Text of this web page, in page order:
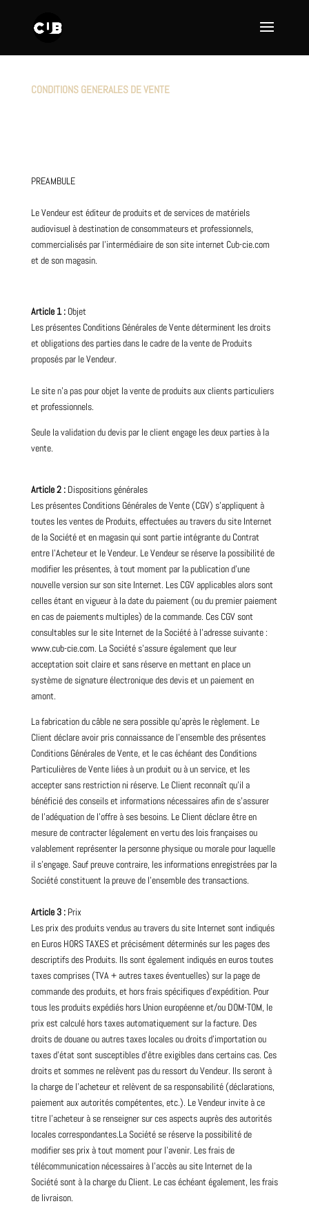
CONDITIONS GENERALES DE VENTE
PREAMBULE
Le Vendeur est éditeur de produits et de services de matériels
audiovisuel à destination de consommateurs et professionnels,
commercialisés par l’intermédiaire de son site internet Cub-cie.com
et de son magasin.
Article 1 :Objet
Les présentes Conditions Générales de Vente déterminent les droits
et obligations des parties dans le cadre de la vente de Produits
proposés par le Vendeur.
Le site n’a pas pour objet la vente de produits aux clients particuliers
et professionnels.
Seule la validation du devis par le client engage les deux parties à la
vente.
Article 2 :Dispositions générales
Les présentes Conditions Générales de Vente (CGV) s’appliquent à
toutes les ventes de Produits, effectuées au travers du site Internet
de la Société et en magasin qui sont partie intégrante du Contrat
entre l’Acheteur et le Vendeur. Le Vendeur se réserve la possibilité de
modifier les présentes, à tout moment par la publication d’une
nouvelle version sur son site Internet. Les CGV applicables alors sont
celles étant en vigueur à la date du paiement (ou du premier paiement
en cas de paiements multiples) de la commande. Ces CGV sont
consultables sur le site Internet de la Société à l’adresse suivante :
www.cub-cie.com. La Société s’assure également que leur
acceptation soit claire et sans réserve en mettant en place un
système de signature électronique des devis et un paiement en
amont.
La fabrication du câble ne sera possible qu’après le règlement. Le
Client déclare avoir pris connaissance de l’ensemble des présentes
Conditions Générales de Vente, et le cas échéant des Conditions
Particulières de Vente liées à un produit ou à un service, et les
accepter sans restriction ni réserve. Le Client reconnaît qu’il a
bénéficié des conseils et informations nécessaires afin de s’assurer
de l’adéquation de l’offre à ses besoins. Le Client déclare être en
mesure de contracter légalement en vertu des lois françaises ou
valablement représenter la personne physique ou morale pour laquelle
il s’engage. Sauf preuve contraire, les informations enregistrées par la
Société constituent la preuve de l’ensemble des transactions.
Article 3 :Prix
Les prix des produits vendus au travers du site Internet sont indiqués
en Euros HORS TAXES et précisément déterminés sur les pages des
descriptifs des Produits. Ils sont également indiqués en euros toutes
taxes comprises (TVA + autres taxes éventuelles) sur la page de
commande des produits, et hors frais spécifiques d’expédition. Pour
tous les produits expédiés hors Union européenne et/ou DOM-TOM, le
prix est calculé hors taxes automatiquement sur la facture. Des
droits de douane ou autres taxes locales ou droits d’importation ou
taxes d’état sont susceptibles d’être exigibles dans certains cas. Ces
droits et sommes ne relèvent pas du ressort du Vendeur. Ils seront à
la charge de l’acheteur et relèvent de sa responsabilité (déclarations,
paiement aux autorités compétentes, etc.). Le Vendeur invite à ce
titre l’acheteur à se renseigner sur ces aspects auprès des autorités
locales correspondantes.La Société se réserve la possibilité de
modifier ses prix à tout moment pour l’avenir. Les frais de
télécommunication nécessaires à l’accès au site Internet de la
Société sont à la charge du Client. Le cas échéant également, les frais
de livraison.